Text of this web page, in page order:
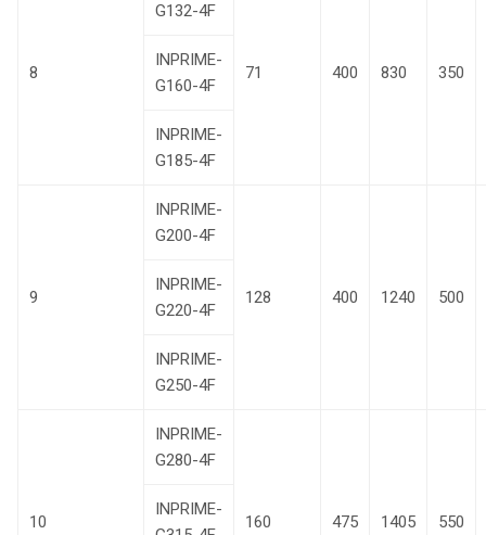
8
G132-4F
71 400 830 350
INPRIME-
G160-4F
INPRIME-
G185-4F
9
INPRIME-
G200-4F
128 400 1240 500
INPRIME-
G220-4F
INPRIME-
G250-4F
10
INPRIME-
G280-4F
160 475 1405 550
INPRIME-